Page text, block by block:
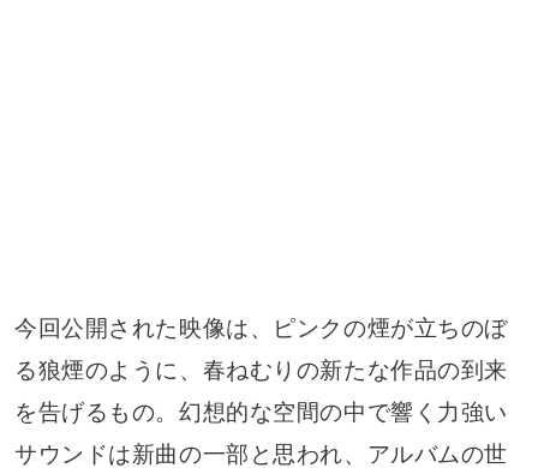
今回公開された映像は、ピンクの煙が立ちのぼ
る狼煙のように、春ねむりの新たな作品の到来
を告げるもの。幻想的な空間の中で響く力強い
サウンドは新曲の一部と思われ、アルバムの世